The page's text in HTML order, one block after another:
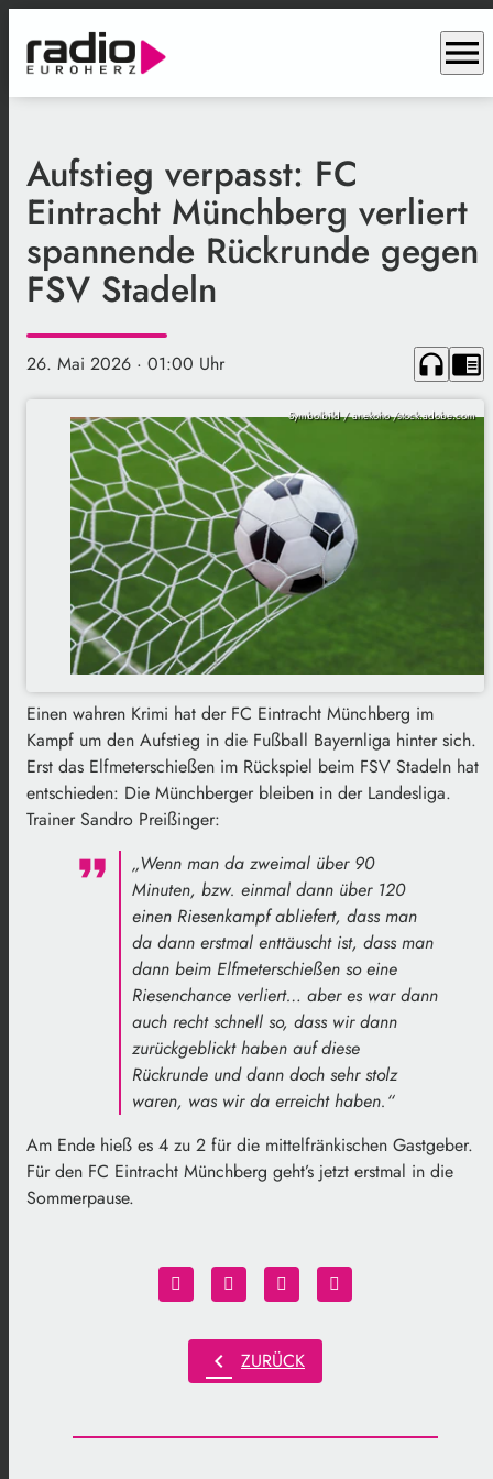
menu
Aufstieg verpasst: FC
Eintracht Münchberg verliert
spannende Rückrunde gegen
FSV Stadeln
26. Mai 2026 · 01:00 Uhr headphones chrome_reader_mode
Symbolbild / anekoho /stock.adobe.com
Einen wahren Krimi hat der FC Eintracht Münchberg im
Kampf um den Aufstieg in die Fußball Bayernliga hinter sich.
Erst das Elfmeterschießen im Rückspiel beim FSV Stadeln hat
entschieden: Die Münchberger bleiben in der Landesliga.
Trainer Sandro Preißinger:
„Wenn man da zweimal über 90
Minuten, bzw. einmal dann über 120
einen Riesenkampf abliefert, dass man
da dann erstmal enttäuscht ist, dass man
dann beim Elfmeterschießen so eine
Riesenchance verliert… aber es war dann
auch recht schnell so, dass wir dann
zurückgeblickt haben auf diese
Rückrunde und dann doch sehr stolz
waren, was wir da erreicht haben.“
Am Ende hieß es 4 zu 2 für die mittelfränkischen Gastgeber.
Für den FC Eintracht Münchberg geht’s jetzt erstmal in die
Sommerpause.
chevron_left ZURÜCK